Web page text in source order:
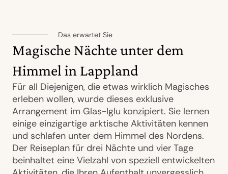
Das erwartet Sie
Magische Nächte unter dem
Himmel in Lappland
Für all Diejenigen, die etwas wirklich Magisches
erleben wollen, wurde dieses exklusive
Arrangement im Glas-Iglu konzipiert. Sie lernen
einige einzigartige arktische Aktivitäten kennen
und schlafen unter dem Himmel des Nordens.
Der Reiseplan für drei Nächte und vier Tage
beinhaltet eine Vielzahl von speziell entwickelten